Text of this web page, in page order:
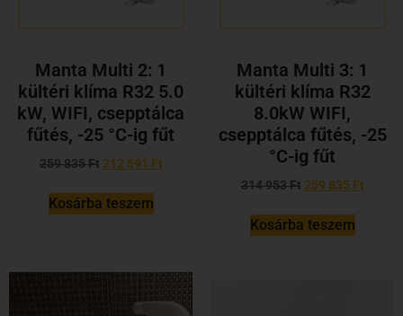
Manta Multi 2: 1
kültéri klíma R32 5.0
kW, WIFI, csepptálca
fűtés, -25 °C-ig fűt
259 835Ft 212 591 Ft
Kosárba teszem
Manta Multi 3: 1
kültéri klíma R32
8.0kW WIFI,
csepptálca fűtés, -25
°C-ig fűt
314 953Ft 259 835 Ft
Kosárba teszem